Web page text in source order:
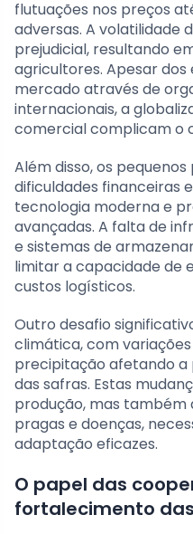
flutuações nos preços
adversas. A volatilidade
prejudicial, resultando
agricultores. Apesar
mercado através de
internacionais, a
comercial complicam o
Além disso, os
dificuldades financeiras
tecnologia moderna e
avançadas. A falta de
e sistemas de
limitar a capacidade de
custos logísticos.
Outro desafio
climática, com
precipitação afetando a
das safras. Estas
produção, mas também
pragas e doenças,
adaptação eficazes.
O papel das
fortalecimento